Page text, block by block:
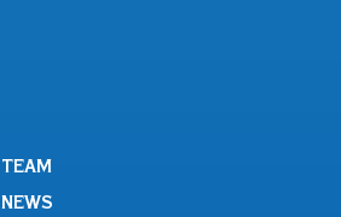
TEAM
NEWS